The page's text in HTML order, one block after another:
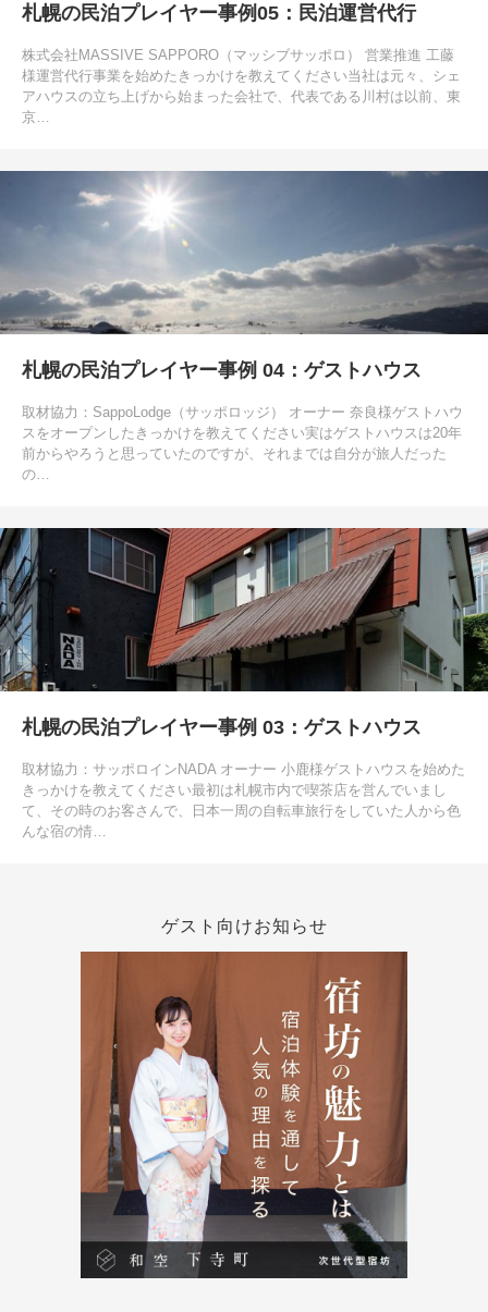
札幌の民泊プレイヤー事例05：民泊運営代行
株式会社MASSIVE SAPPORO（マッシブサッポロ） 営業推進 工藤
様運営代行事業を始めたきっかけを教えてください当社は元々、シェ
アハウスの立ち上げから始まった会社で、代表である川村は以前、東
京…
札幌の民泊プレイヤー事例 04：ゲストハウス
取材協力：SappoLodge（サッポロッジ） オーナー 奈良様ゲストハウ
スをオープンしたきっかけを教えてください実はゲストハウスは20年
前からやろうと思っていたのですが、それまでは自分が旅人だった
の…
札幌の民泊プレイヤー事例 03：ゲストハウス
取材協力：サッポロインNADA オーナー 小鹿様ゲストハウスを始めた
きっかけを教えてください最初は札幌市内で喫茶店を営んでいまし
て、その時のお客さんで、日本一周の自転車旅行をしていた人から色
んな宿の情…
ゲスト向けお知らせ